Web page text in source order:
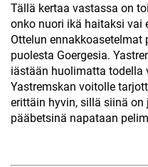
Tällä kertaa vastassa on
onko nuori ikä haitaksi vai
Ottelun
puolesta Goergesia.
iästään huolimatta todella
Yastremskan voitolle
erittäin hyvin, sillä siinä
pääbetsinä napataan